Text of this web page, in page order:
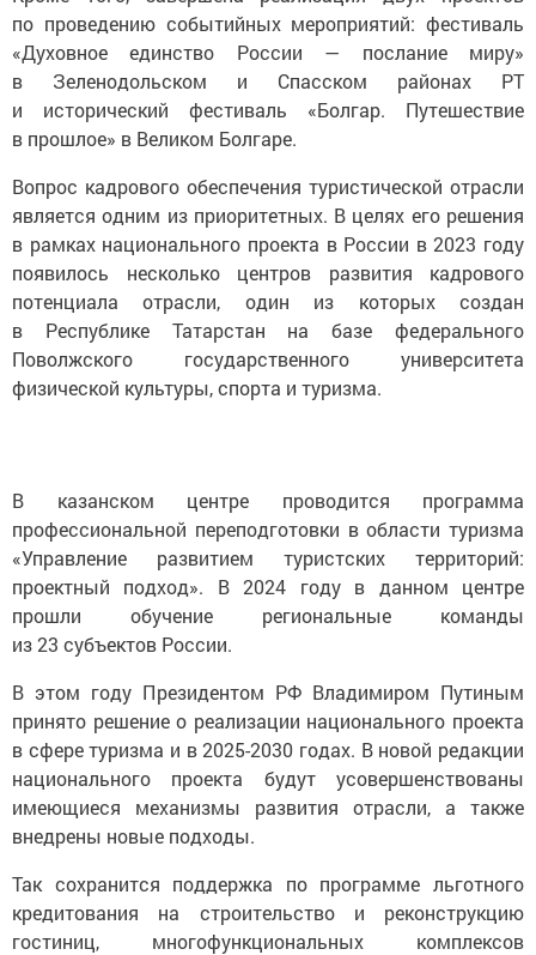
по проведению событийных мероприятий: фестиваль
«Духовное единство России — послание миру»
в Зеленодольском и Спасском районах РТ
и исторический фестиваль «Болгар. Путешествие
в прошлое» в Великом Болгаре.
Вопрос кадрового обеспечения туристической отрасли
является одним из приоритетных. В целях его решения
в рамках национального проекта в России в 2023 году
появилось несколько центров развития кадрового
потенциала отрасли, один из которых создан
в Республике Татарстан на базе федерального
Поволжского государственного университета
физической культуры, спорта и туризма.
В казанском центре проводится программа
профессиональной переподготовки в области туризма
«Управление развитием туристских территорий:
проектный подход». В 2024 году в данном центре
прошли обучение региональные команды
из 23 субъектов России.
В этом году Президентом РФ Владимиром Путиным
принято решение о реализации национального проекта
в сфере туризма и в 2025-2030 годах. В новой редакции
национального проекта будут усовершенствованы
имеющиеся механизмы развития отрасли, а также
внедрены новые подходы.
Так сохранится поддержка по программе льготного
кредитования на строительство и реконструкцию
гостиниц, многофункциональных комплексов